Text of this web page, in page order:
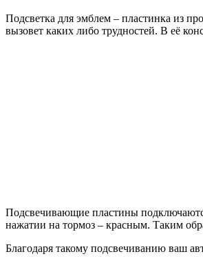
Подсветка для эмблем – пластинка из
вызовет каких либо трудностей. В её
Подсвечивающие пластины
нажатии на тормоз – красным. Таким
Благодаря такому подсвечиванию ваш